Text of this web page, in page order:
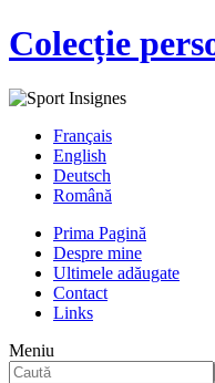
Colecție
Français
English
Deutsch
Română
Prima Pagină
Despre mine
Ultimele adăugate
Contact
Links
Meniu